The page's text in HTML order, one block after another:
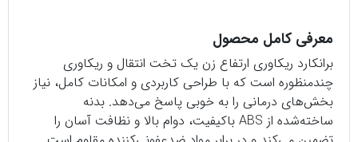
معرفی کامل محصول
برانکارد ریکاوری ارتفاع زن یک تخت انتقال و ریکاوری
چندمنظوره است که با طراحی کاربردی و امکانات کامل، نیاز
بخش‌های درمانی را به خوبی پاسخ می‌دهد. بدنه
ساخته‌شده از ABS باکیفیت، دوام بالا و نظافت آسان را